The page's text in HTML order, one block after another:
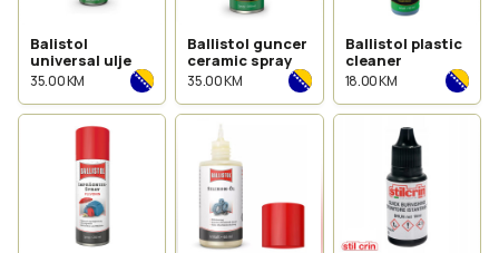
Balistol
universal ulje
35.00 KM
Ballistol guncer
ceramic spray
35.00 KM
Ballistol plastic
cleaner
18.00 KM